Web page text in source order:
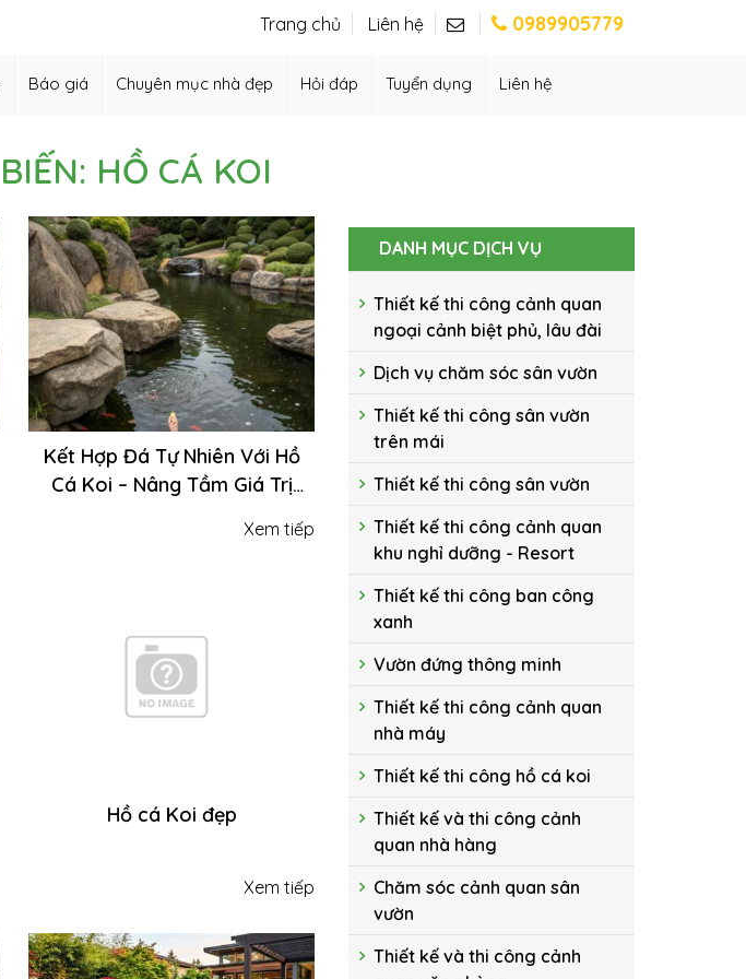
cá Koi,… 0989905779
Trang chủ Liên hệ
Báo giá Chuyên mục nhà đẹp Hỏi đáp Tuyển dụng Liên hệ
HỒ CÁ KOI
Kết Hợp Đá Tự Nhiên Với Hồ
Cá Koi – Nâng Tầm Giá Trị
Xem tiếp
Hồ cá Koi đẹp
Xem tiếp
DANH MỤC DỊCH VỤ
Thiết kế thi công cảnh quan
ngoại cảnh biệt phủ, lâu đài
Dịch vụ chăm sóc sân vườn
Thiết kế thi công sân vườn
trên mái
Thiết kế thi công sân vườn
Thiết kế thi công cảnh quan
khu nghỉ dưỡng - Resort
Thiết kế thi công ban công
xanh
Vườn đứng thông minh
Thiết kế thi công cảnh quan
nhà máy
Thiết kế thi công hồ cá koi
Thiết kế và thi công cảnh
quan nhà hàng
Chăm sóc cảnh quan sân
vườn
Thiết kế và thi công cảnh